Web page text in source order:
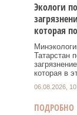
Экологи
которая
Татарстан
которая в
06.08.2026,
ПОДРОБНО